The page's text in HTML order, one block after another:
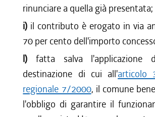
rinunciare a quella già presentata;
i) il contributo è erogato in via
70 per cento dell'importo
l)fatta salva l'applicazione
destinazione di cui all'articolo
regionale 7/2000, il comune
l'obbligo di garantire il